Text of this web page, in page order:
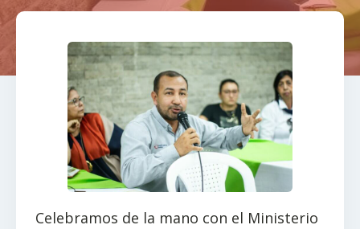
Celebramos de la mano con el Ministerio